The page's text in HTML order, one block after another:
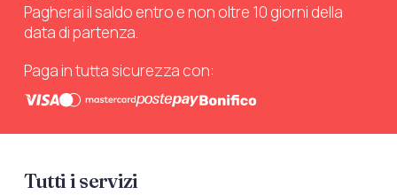
Pagherai il saldo entro e non oltre 10 giorni della
data di partenza.
Paga in tutta sicurezza con:
Tutti i servizi